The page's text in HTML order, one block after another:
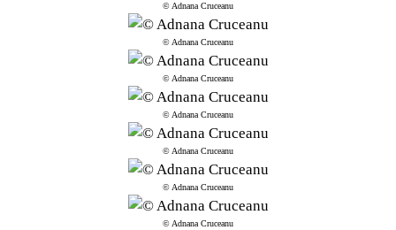
© Adnana Cruceanu
© Adnana Cruceanu
© Adnana Cruceanu
© Adnana Cruceanu
© Adnana Cruceanu
© Adnana Cruceanu
© Adnana Cruceanu